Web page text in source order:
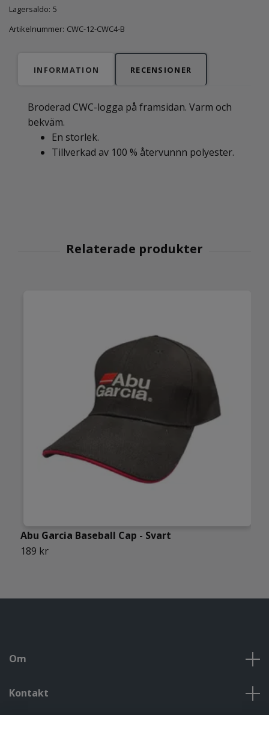
Lagersaldo: 5
Artikelnummer: CWC-12-CWC4-B
INFORMATION RECENSIONER
Broderad CWC-logga på framsidan. Varm och
bekväm.
En storlek.
Tillverkad av 100 % återvunnn polyester­.
Abu Garcia Baseball Cap - Svart
189 kr
Om
Kontakt